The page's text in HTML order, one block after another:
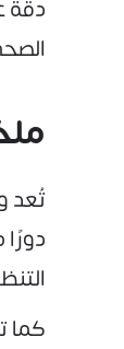
دقة
تُعد
كما